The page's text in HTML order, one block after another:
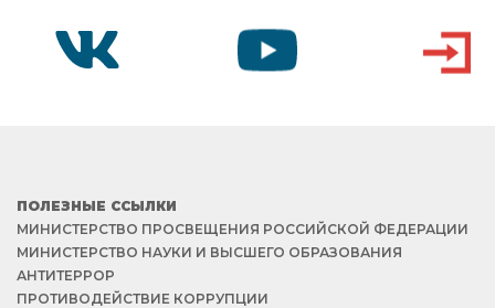
ПОЛЕЗНЫЕ ССЫЛКИ
МИНИСТЕРСТВО ПРОСВЕЩЕНИЯ РОССИЙСКОЙ ФЕДЕРАЦИИ
МИНИСТЕРСТВО НАУКИ И ВЫСШЕГО ОБРАЗОВАНИЯ
АНТИТЕРРОР
ПРОТИВОДЕЙСТВИЕ КОРРУПЦИИ